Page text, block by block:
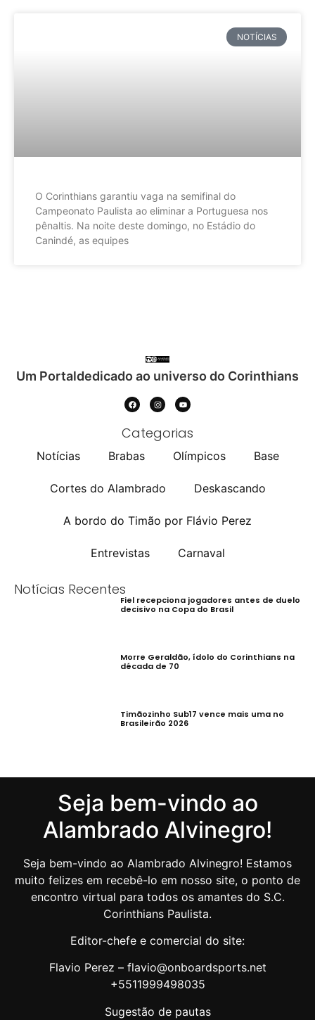
NOTÍCIAS
O Corinthians garantiu vaga na semifinal do
Campeonato Paulista ao eliminar a Portuguesa nos
pênaltis. Na noite deste domingo, no Estádio do
Canindé, as equipes
Um Portaldedicado ao universo do Corinthians
Categorias
Notícias Brabas Olímpicos Base
Cortes do Alambrado Deskascando
A bordo do Timão por Flávio Perez
Entrevistas Carnaval
Notícias Recentes
Fiel recepciona jogadores antes de duelo
decisivo na Copa do Brasil
Morre Geraldão, ídolo do Corinthians na
década de 70
Timãozinho Sub17 vence mais uma no
Brasileirão 2026
Seja bem-vindo ao
Alambrado Alvinegro!
Seja bem-vindo ao Alambrado Alvinegro! Estamos
muito felizes em recebê-lo em nosso site, o ponto de
encontro virtual para todos os amantes do S.C.
Corinthians Paulista.
Editor-chefe e comercial do site:
Flavio Perez – flavio@onboardsports.net
+5511999498035
Sugestão de pautas